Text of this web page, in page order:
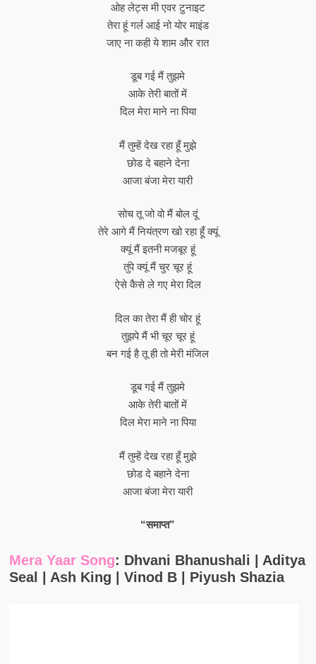
ओह लेट्स मी एवर टुनाइट
तेरा हूं गर्ल आई नो योर माइंड
जाए ना कही ये शाम और रात
डूब गई मैं तुझमे
आके तेरी बातों में
दिल मेरा माने ना पिया
मैं तुम्हें देख रहा हूँ मुझे
छोड दे बहाने देना
आजा बंजा मेरा यारी
सोच तू जो वो मैं बोल दूं
तेरे आगे मैं नियंत्रण खो रहा हूँ क्यूं
क्यूं मैं इतनी मजबूर हूं
तुंपे क्यूं मैं चुर चूर हूं
ऐसे कैसे ले गए मेरा दिल
दिल का तेरा मैं ही चोर हूं
तुझपे मैं भी चूर चूर हूं
बन गई है तू ही तो मेरी मंजिल
डूब गई मैं तुझमे
आके तेरी बातों में
दिल मेरा माने ना पिया
मैं तुम्हें देख रहा हूँ मुझे
छोड दे बहाने देना
आजा बंजा मेरा यारी
“समाप्त”
Mera Yaar Song: Dhvani Bhanushali | Aditya
Seal | Ash King | Vinod B | Piyush Shazia